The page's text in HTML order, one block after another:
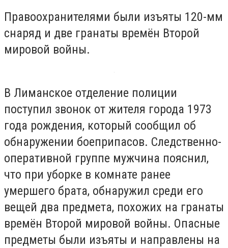
Правоохранителями были изъяты 120-мм
снаряд и две гранаты времён Второй
мировой войны.
В Лиманское отделение полиции
поступил звонок от жителя города 1973
года рождения, который сообщил об
обнаружении боеприпасов. Следственно-
оперативной группе мужчина пояснил,
что при уборке в комнате ранее
умершего брата, обнаружил среди его
вещей два предмета, похожих на гранаты
времён Второй мировой войны. Опасные
предметы были изъяты и направлены на